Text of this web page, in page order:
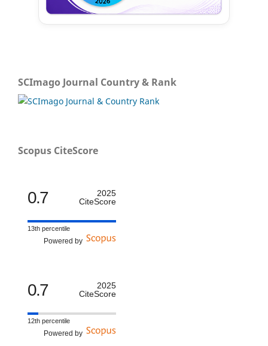
SCImago Journal Country & Rank
Scopus CiteScore
0.7
2025
CiteScore
13th percentile
Powered by
0.7
2025
CiteScore
12th percentile
Powered by